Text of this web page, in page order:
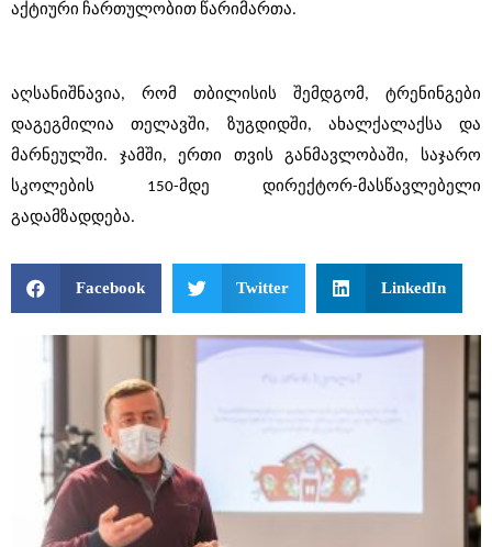
აქტიური ჩართულობით წარიმართა.
აღსანიშნავია, რომ თბილისის შემდგომ, ტრენინგები
დაგეგმილია თელავში, ზუგდიდში, ახალქალაქსა და
მარნეულში. ჯამში, ერთი თვის განმავლობაში, საჯარო
სკოლების 150-მდე დირექტორ-მასწავლებელი
გადამზადდება.
Facebook Twitter LinkedIn